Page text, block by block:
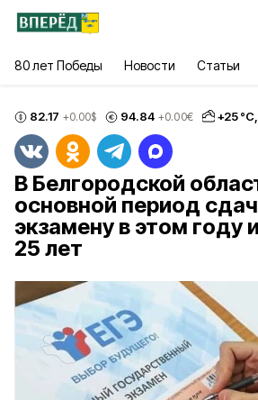
80 лет Победы Новости Статьи
82.17 +0.00$ 94.84 +0.00€ +25°С,
В Белгородской
основной период
экзамену в этом году
25 лет